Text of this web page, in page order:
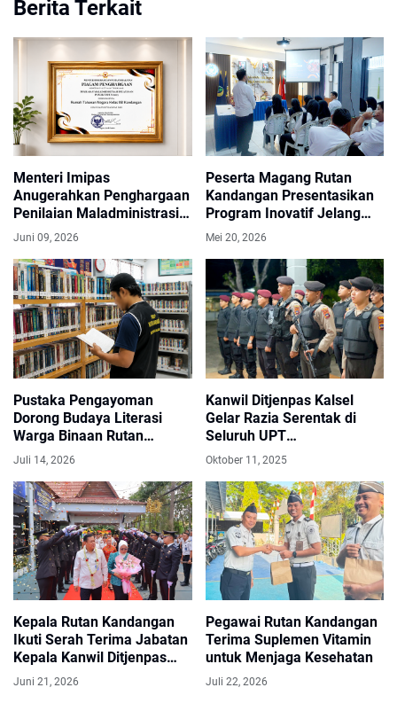
Berita Terkait
Menteri Imipas
Anugerahkan Penghargaan
Penilaian Maladministrasi
Pelayanan Publik Kategori
Kandangan
Juni 09, 2026
Peserta Magang Rutan
Kandangan Presentasikan
Program Inovatif Jelang
Akhir Masa Magang
Mei 20, 2026
Pustaka Pengayoman
Dorong Budaya Literasi
Warga Binaan Rutan
Kandangan
Juli 14, 2026
Kanwil Ditjenpas Kalsel
Gelar Razia Serentak di
Seluruh UPT
Pemasyarakatan
Oktober 11, 2025
Kepala Rutan Kandangan
Ikuti Serah Terima Jabatan
Kepala Kanwil Ditjenpas
Kalsel
Juni 21, 2026
Pegawai Rutan Kandangan
Terima Suplemen Vitamin
untuk Menjaga Kesehatan
Juli 22, 2026